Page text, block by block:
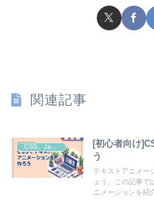
関連記事
CSS、JavaScript
[初心者向け
う
テキストアニメー
ょう。この記事
ニメーションを紹